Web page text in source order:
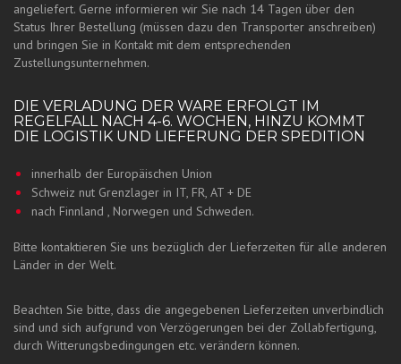
angeliefert. Gerne informieren wir Sie nach 14 Tagen über den
Status Ihrer Bestellung (müssen dazu den Transporter anschreiben)
und bringen Sie in Kontakt mit dem entsprechenden
Zustellungsunternehmen.
DIE VERLADUNG DER WARE ERFOLGT IM
REGELFALL NACH 4-6. WOCHEN, HINZU KOMMT
DIE LOGISTIK UND LIEFERUNG DER SPEDITION
innerhalb der Europäischen Union
Schweiz nut Grenzlager in IT, FR, AT + DE
nach Finnland , Norwegen und Schweden.
Bitte kontaktieren Sie uns bezüglich der Lieferzeiten für alle anderen
Länder in der Welt.
Beachten Sie bitte, dass die angegebenen Lieferzeiten unverbindlich
sind und sich aufgrund von Verzögerungen bei der Zollabfertigung,
durch Witterungsbedingungen etc. verändern können.